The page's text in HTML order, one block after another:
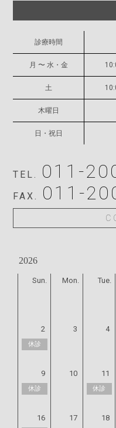
FC24の
インプラ
院
デ
診療時間
月 〜 水・金
土
木曜日
日・祝日
TEL. 011-
FAX. 011-
Sun. Mon. Tue.
2
休診
3 4
9
休診
10 11
休診
16 17 18
2026